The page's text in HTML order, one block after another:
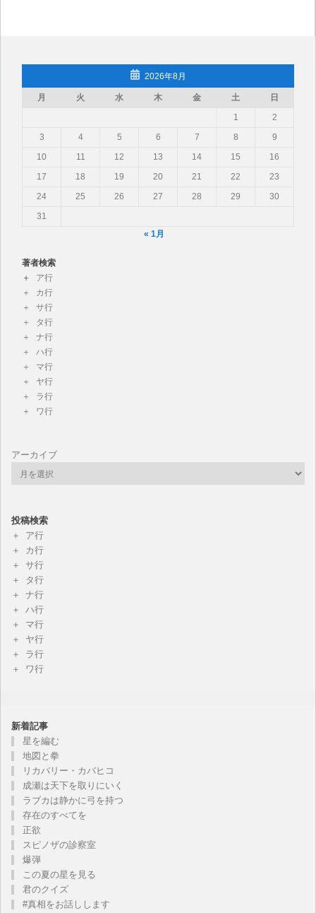
2026年8月
月 火 水 木 金 土
日
1
2
3
4 5 6 7 8
9
10
11 12 13 14 15
16
17
18 19 20 21 22
23
24
25 26 27 28 29
30
31
« 1月
著者検索
ア行
カ行
サ行
タ行
ナ行
ハ行
マ行
ヤ行
ラ行
ワ行
アーカイブ
投稿検索
ア行
カ行
サ行
タ行
ナ行
ハ行
マ行
ヤ行
ラ行
ワ行
新着記事
星を編む
地図と拳
リカバリー・カバヒコ
成瀬は天下を取りにいく
ラブカは静かに弓を持つ
存在のすべてを
正欲
スピノザの診察室
爆弾
この夏の星を見る
君のクイズ
#真相をお話しします